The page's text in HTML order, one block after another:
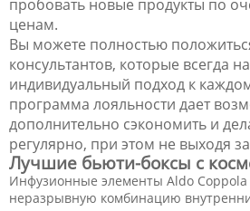
пробовать новые продукты по
ценам.
Вы можете полностью
консультантов, которые всегда
индивидуальный подход к
программа лояльности дает
дополнительно сэкономить и
регулярно, при этом не выходя
Лучшие бьюти-боксы с
Инфузионные элементы Aldo Coppola
неразрывную комбинацию